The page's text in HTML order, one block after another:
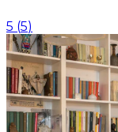
5 (5)